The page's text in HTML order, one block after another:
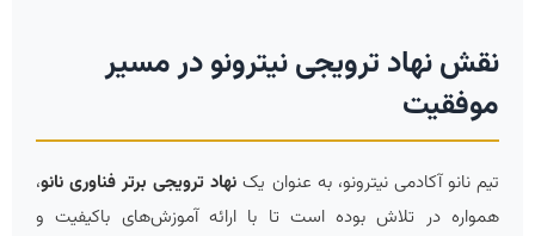
نقش نهاد ترویجی نیترونو در مسیر
موفقیت
تیم نانوآکادمی نیترونو، به عنوان یک نهاد ترویجی برتر فناوری نانو،
همواره در تلاش بوده است تا با ارائهآموزش‌های باکیفیت و